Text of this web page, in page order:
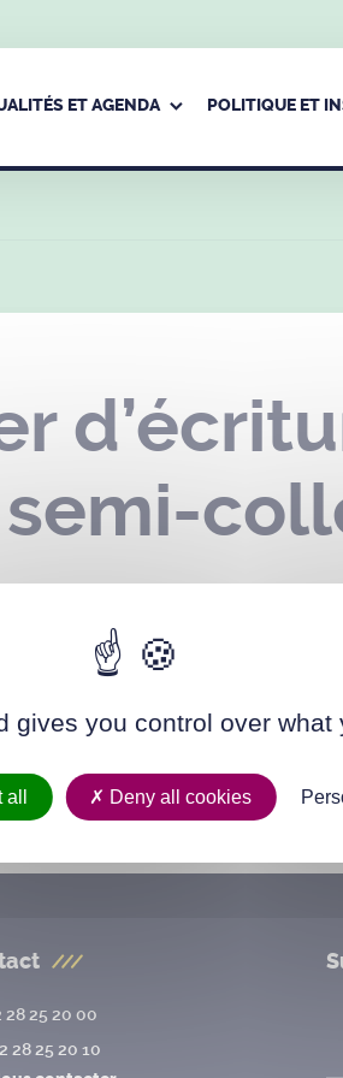
ET AGENDA POLITIQUE ET
semi-
28 25 20 00
28 25 20 10
gives you control over what
Deny all cookies